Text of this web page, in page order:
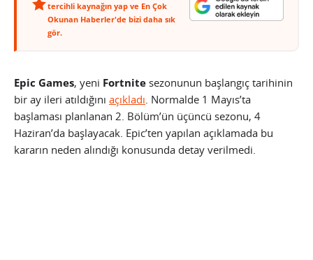
tercihli kaynağın yap ve En Çok
Okunan Haberler'de bizi daha sık
gör.
Epic Games, yeni Fortnite sezonunun başlangıç tarihinin
bir ay ileri atıldığını açıkladı. Normalde 1 Mayıs’ta
başlaması planlanan 2. Bölüm’ün üçüncü sezonu, 4
Haziran’da başlayacak. Epic’ten yapılan açıklamada bu
kararın neden alındığı konusunda detay verilmedi.